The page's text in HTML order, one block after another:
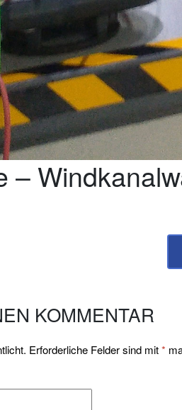
–
KOMMENTAR
Erforderliche Felder sind mit*